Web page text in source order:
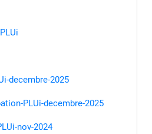
decembre-2025
PLUi-decembre-2025
nov-2024